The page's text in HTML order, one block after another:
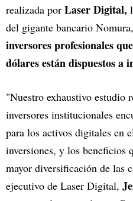
realizada por Laser Digital,
del gigante bancario
inversores profesionales
dólares están dispuestos a
"Nuestro exhaustivo estudio
inversores institucionales
para los activos digitales en
inversiones, y los beneficios
mayor diversificación de las
ejecutivo de Laser Digital,